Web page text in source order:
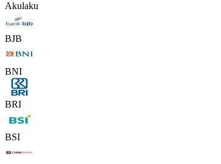
Akulaku
BJB
BNI
BRI
BSI